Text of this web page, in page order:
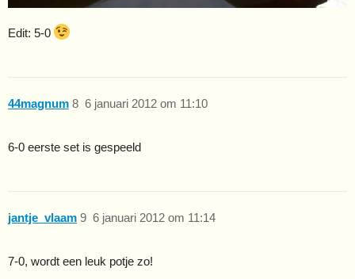
Edit: 5-0
44magnum 6 januari 2012 om 11:10
8
6-0 eerste set is gespeeld
jantje_vlaam 6 januari 2012 om 11:14
9
7-0, wordt een leuk potje zo!